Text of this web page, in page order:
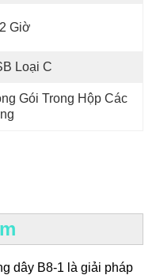
Giờ
Loại C
Gói Trong Hộp Các
dây B8-1 là giải pháp